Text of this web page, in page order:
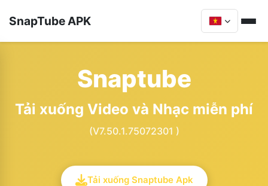
SnapTube APK
Snaptube
Tải xuống Video và Nhạc miễn phí
(V7.50.1.75072301 )
Tải xuống Snaptube Apk